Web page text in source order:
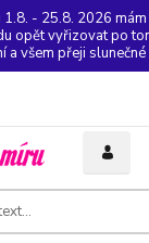
1.8. - 25.8. 2026
opět vyřizovat po
a všem přeji slunečné